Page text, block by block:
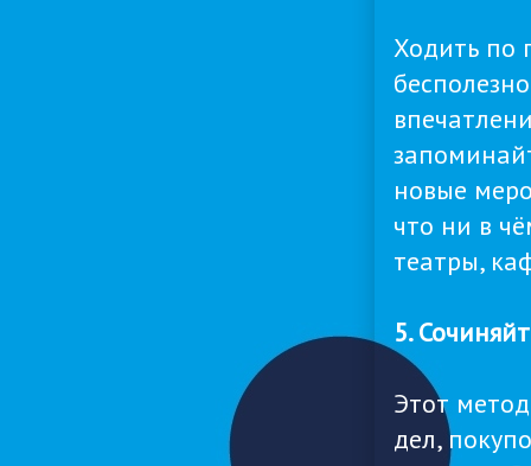
Ходить по
новые
что ни в
театры,
5.
Этот
дел,